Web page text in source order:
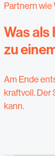
Partnern wie
Was
zu
Am Ende
kraftvoll. Der
kann.